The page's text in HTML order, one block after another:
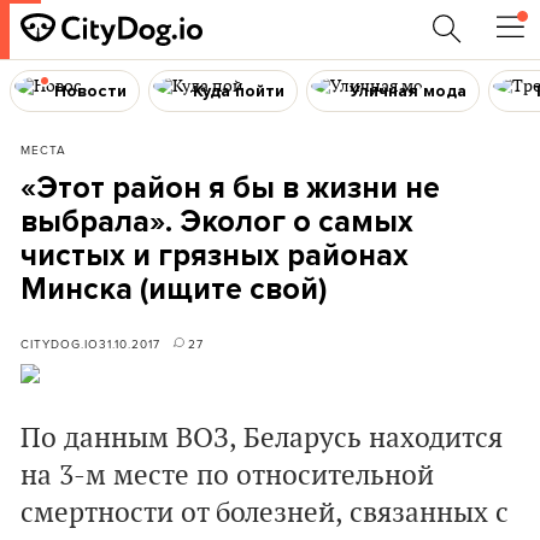
Новости Куда пойти Уличная мода
МЕСТА
«Этот район я бы в жизни не
выбрала». Эколог о самых
чистых и грязных районах
Минска (ищите свой)
CITYDOG.IO31.10.2017 27
По данным ВОЗ, Беларусь находится
на 3-м месте по относительной
смертности от болезней, связанных с